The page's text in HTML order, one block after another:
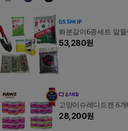
화분갈이6종세트 알
53,280원
고양이슈레디드캔 6
28,200원